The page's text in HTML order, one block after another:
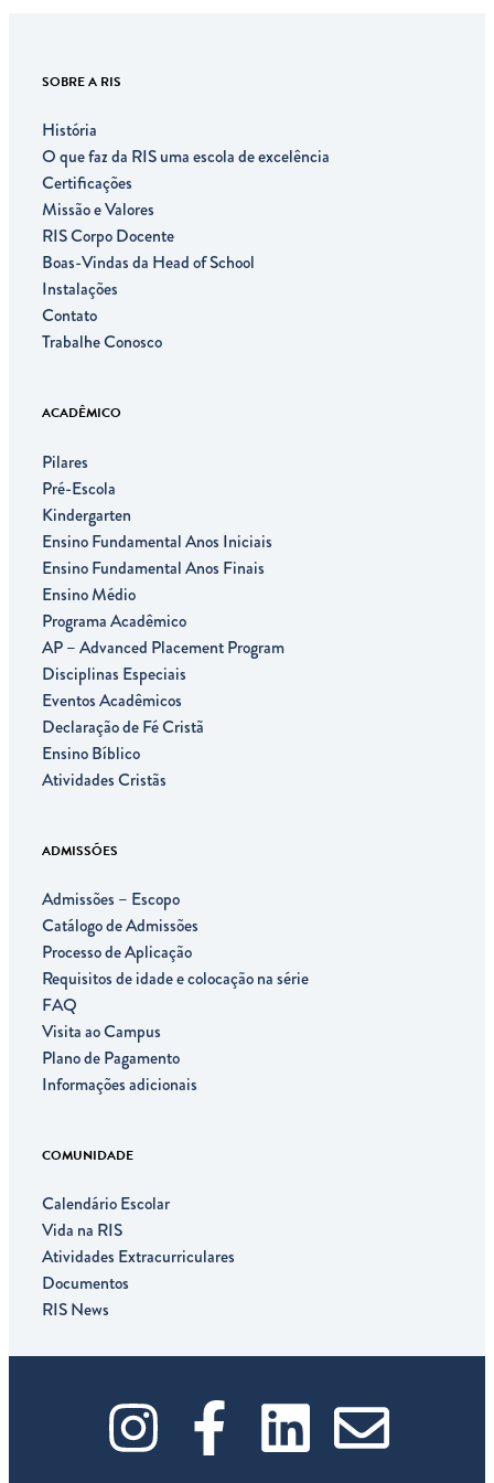
SOBRE A RIS
História
O que faz da RIS uma escola de excelência
Certificações
Missão e Valores
RIS Corpo Docente
Boas-Vindas da Head of School
Instalações
Contato
Trabalhe Conosco
ACADÊMICO
Pilares
Pré-Escola
Kindergarten
Ensino Fundamental Anos Iniciais
Ensino Fundamental Anos Finais
Ensino Médio
Programa Acadêmico
AP – Advanced Placement Program
Disciplinas Especiais
Eventos Acadêmicos
Declaração de Fé Cristã
Ensino Bíblico
Atividades Cristãs
ADMISSÕES
Admissões – Escopo
Catálogo de Admissões
Processo de Aplicação
Requisitos de idade e colocação na série
FAQ
Visita ao Campus
Plano de Pagamento
Informações adicionais
COMUNIDADE
Calendário Escolar
Vida na RIS
Atividades Extracurriculares
Documentos
RIS News
I F L E